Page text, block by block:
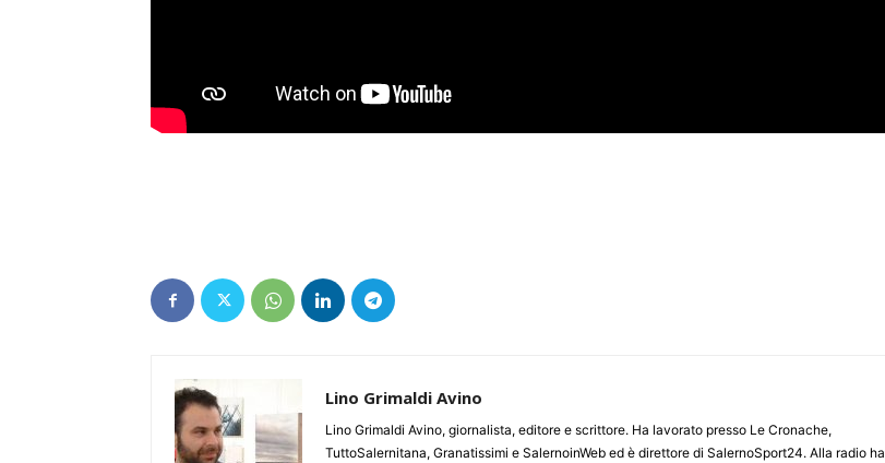
Lino Grimaldi Avino
Lino Grimaldi Avino, giornalista, editore e scrittore. Ha lavorato presso Le Cronache,
TuttoSalernitana, Granatissimi e SalernoinWeb ed è direttore di SalernoSport24. Alla radio ha